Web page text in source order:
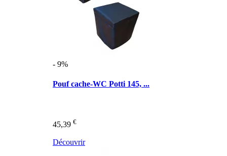
- 9%
Pouf cache-WC Potti 145, ...
45,39 €
Découvrir